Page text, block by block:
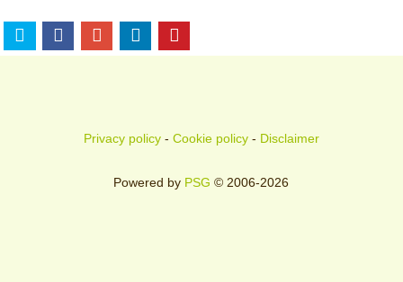
Privacy policy- Cookie policy- Disclaimer
Powered by PSG © 2006-2026